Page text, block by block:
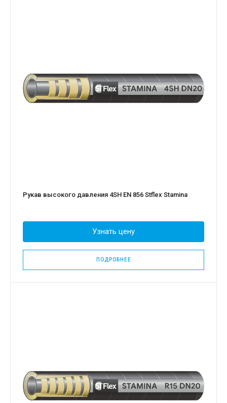
Рукав высокого давления 4SH EN 856 Stflex Stamina
Узнать цену
ПОДРОБНЕЕ